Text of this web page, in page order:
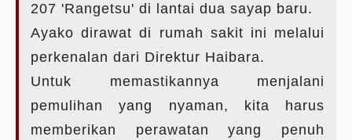
207 'Rangetsu' di lantai dua sayap baru.
Ayako dirawat di rumah sakit ini melalui
perkenalan dari Direktur Haibara.
Untuk memastikannya menjalani
pemulihan yang nyaman, kita harus
memberikan perawatan yang penuh